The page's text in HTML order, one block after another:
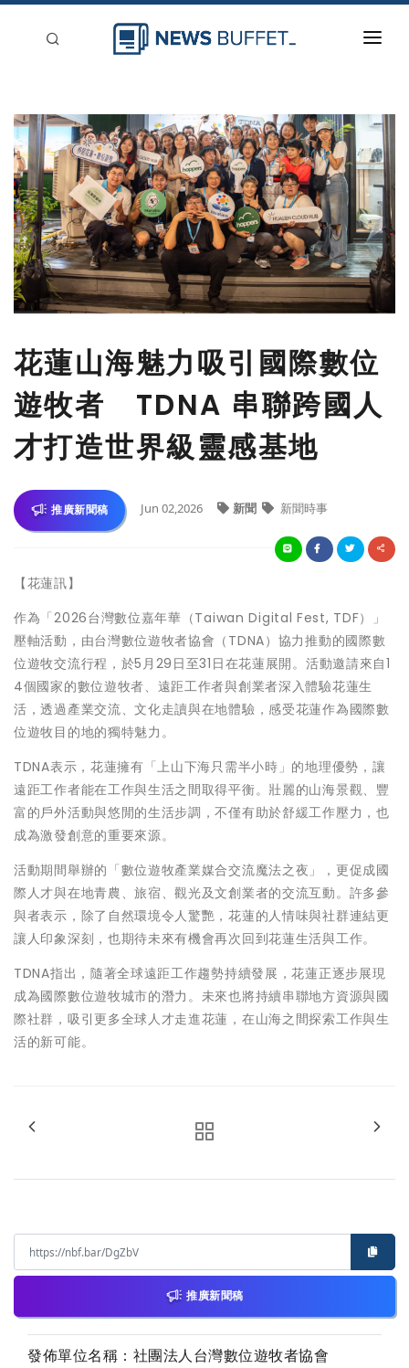
新聞稿分類
登入
刊登
花蓮山海魅力吸引國際數位
遊牧者 TDNA 串聯跨國人
才打造世界級靈感基地
推廣新聞稿 Jun 02,2026 新聞 新聞時事
【花蓮訊】
作為「2026台灣數位嘉年華（Taiwan Digital Fest, TDF）」
壓軸活動，由台灣數位遊牧者協會（TDNA）協力推動的國際數
位遊牧交流行程，於5月29日至31日在花蓮展開。活動邀請來自1
4個國家的數位遊牧者、遠距工作者與創業者深入體驗花蓮生
活，透過產業交流、文化走讀與在地體驗，感受花蓮作為國際數
位遊牧目的地的獨特魅力。
TDNA表示，花蓮擁有「上山下海只需半小時」的地理優勢，讓
遠距工作者能在工作與生活之間取得平衡。壯麗的山海景觀、豐
富的戶外活動與悠閒的生活步調，不僅有助於舒緩工作壓力，也
成為激發創意的重要來源。
活動期間舉辦的「數位遊牧產業媒合交流魔法之夜」，更促成國
際人才與在地青農、旅宿、觀光及文創業者的交流互動。許多參
與者表示，除了自然環境令人驚艷，花蓮的人情味與社群連結更
讓人印象深刻，也期待未來有機會再次回到花蓮生活與工作。
TDNA指出，隨著全球遠距工作趨勢持續發展，花蓮正逐步展現
成為國際數位遊牧城市的潛力。未來也將持續串聯地方資源與國
際社群，吸引更多全球人才走進花蓮，在山海之間探索工作與生
活的新可能。
推廣新聞稿
發佈單位名稱：社團法人台灣數位遊牧者協會